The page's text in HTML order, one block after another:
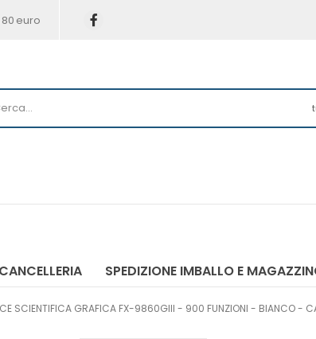
80 euro
CANCELLERIA SPEDIZIONE IMBALLO E
SCIENTIFICA GRAFICA FX-9860GIII - 900 FUNZIONI - BIANCO -